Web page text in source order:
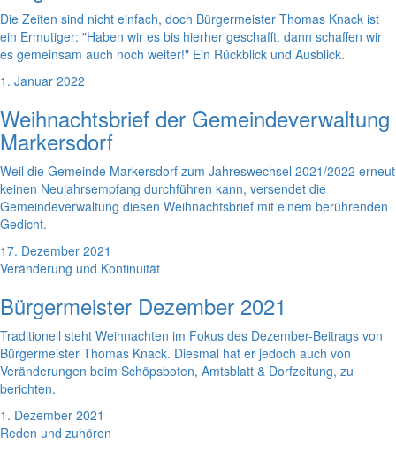
Die Zeiten sind nicht einfach, doch Bürgermeister Thomas Knack ist
ein Ermutiger: "Haben wir es bis hierher geschafft, dann schaffen wir
es gemeinsam auch noch weiter!" Ein Rückblick und Ausblick.
1. Januar 2022
Weihnachtsbrief der Gemeindeverwaltung
Markersdorf
Weil die Gemeinde Markersdorf zum Jahreswechsel 2021/2022 erneut
keinen Neujahrsempfang durchführen kann, versendet die
Gemeindeverwaltung diesen Weihnachtsbrief mit einem berührenden
Gedicht.
17. Dezember 2021
Veränderung und Kontinuität
Bürgermeister Dezember 2021
Traditionell steht Weihnachten im Fokus des Dezember-Beitrags von
Bürgermeister Thomas Knack. Diesmal hat er jedoch auch von
Veränderungen beim Schöpsboten, Amtsblatt & Dorfzeitung, zu
berichten.
1. Dezember 2021
Reden und zuhören